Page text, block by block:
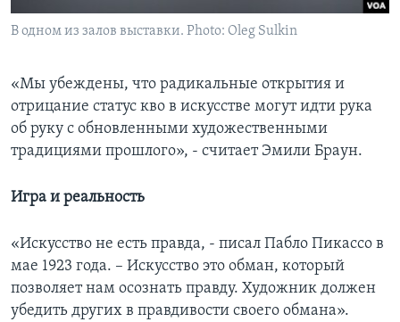
В одном из залов выставки. Photo: Oleg Sulkin
«Мы убеждены, что радикальные открытия и
отрицание статус кво в искусстве могут идти рука
об руку с обновленными художественными
традициями прошлого», - считает Эмили Браун.
Игра и реальность
«Искусство не есть правда, - писал Пабло Пикассо в
мае 1923 года. – Искусство это обман, который
позволяет нам осознать правду. Художник должен
убедить других в правдивости своего обмана».